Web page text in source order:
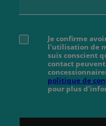
Je confirme
l'utilisation de
suis conscient
contact
politique de
pour plus